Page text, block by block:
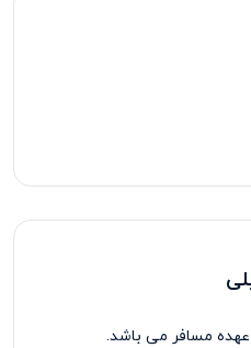
مسافر می باشد.